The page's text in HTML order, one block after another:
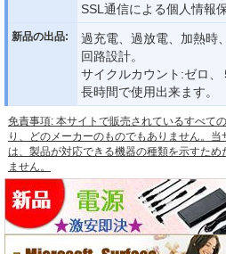
SSL通信による個人情報
新品の出品:
過充電、過放電、加熱時
回路設計。
サイクルカウント:ゼロ、
長時間で使用出来ます。
免責事項: 本サイトで販売されているすべて
り、どのメーカーのものでもありません。
は、製品が対応できる機器の種類を示すため
ません。